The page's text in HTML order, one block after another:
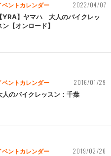
ベントカレンダー 2022/04/07
【YRA】ヤマハ 大人のバイクレッ
ン【オンロード】
ベントカレンダー 2016/01/29
人のバイクレッスン：千葉
ベントカレンダー 2019/02/26